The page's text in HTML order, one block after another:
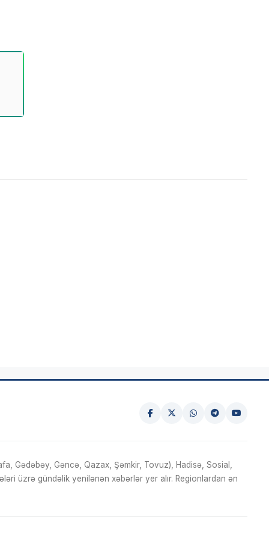
Gədəbəy, Gəncə, Qazax, Şəmkir, Tovuz), Hadisə, Sosial,
üzrə gündəlik yenilənən xəbərlər yer alır. Regionlardan ən